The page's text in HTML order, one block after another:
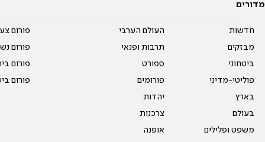
מדורים
חדשות
מבזקים
ביטחוני
פוליטי-מדיני
בארץ
בעולם
משפט ופלילים
העולם הערבי
תרבות ופנאי
ספורט
פורומים
יהדות
צרכנות
אופנה
פורום
פורום
פורום
פורום